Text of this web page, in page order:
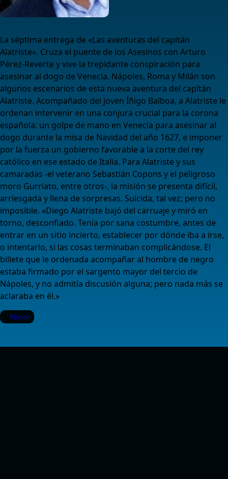
La séptima entrega de «Las aventuras del capitán
Alatriste». Cruza el puente de los Asesinos con Arturo
Pérez-Reverte y vive la trepidante conspiración para
asesinar al dogo de Venecia. Nápoles, Roma y Milán son
algunos escenarios de esta nueva aventura del capitán
Alatriste. Acompañado del joven Íñigo Balboa, a Alatriste le
ordenan intervenir en una conjura crucial para la corona
española: un golpe de mano en Venecia para asesinar al
dogo durante la misa de Navidad del año 1627, e imponer
por la fuerza un gobierno favorable a la corte del rey
católico en ese estado de Italia. Para Alatriste y sus
camaradas -el veterano Sebastián Copons y el peligroso
moro Gurriato, entre otros-, la misión se presenta difícil,
arriesgada y llena de sorpresas. Suicida, tal vez; pero no
imposible. «Diego Alatriste bajó del carruaje y miró en
torno, desconfiado. Tenía por sana costumbre, antes de
entrar en un sitio incierto, establecer por dónde iba a irse,
o intentarlo, si las cosas terminaban complicándose. El
billete que le ordenada acompañar al hombre de negro
estaba firmado por el sargento mayor del tercio de
Nápoles, y no admitía discusión alguna; pero nada más se
aclaraba en él.»
Fiction